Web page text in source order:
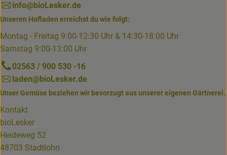
info@bioLesker.de
Unseren Hofladen erreichst du wie folgt:
Montag - Freitag 9:00-12:30 Uhr & 14:30-18:00 Uhr
Samstag 9:00-13:00 Uhr
02563 / 900 530 -16
laden@bioLesker.de
Unser Gemüse beziehen wir bevorzugt aus unserer eigenen Gärtnerei.
Kontakt
bioLesker
Heideweg 52
48703 Stadtlohn